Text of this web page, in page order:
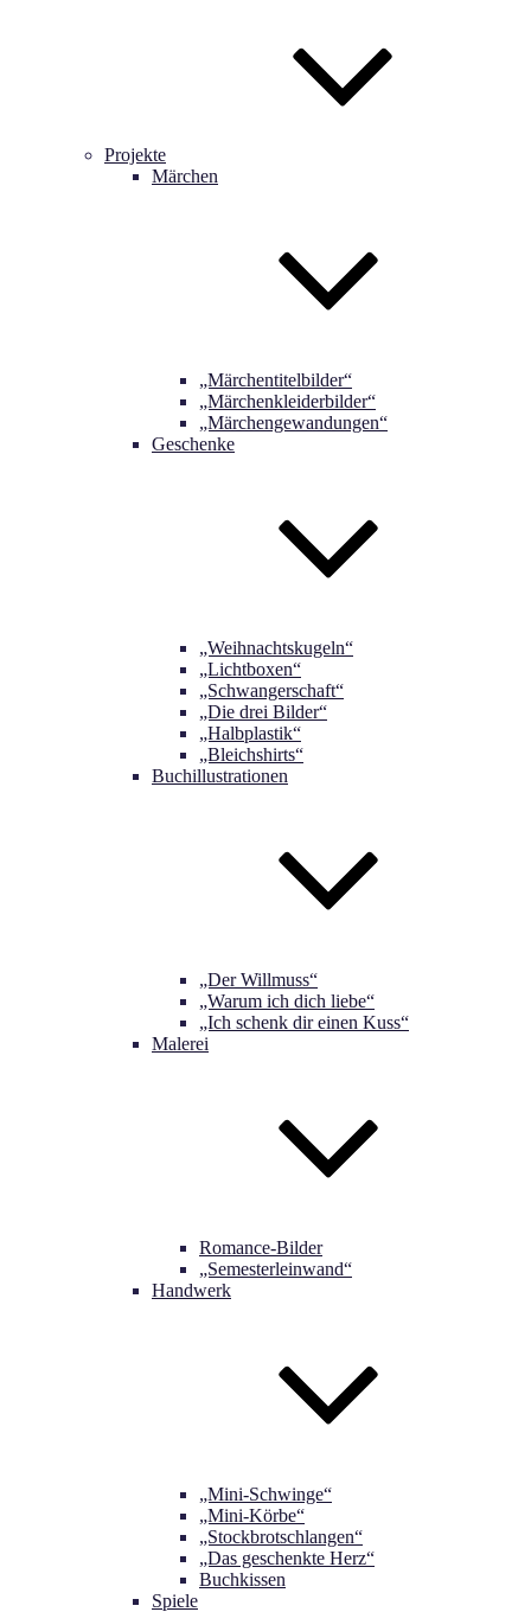
Projekte
Märchen
„Märchentitelbilder“
„Märchenkleiderbilder“
„Märchengewandungen“
Geschenke
„Weihnachtskugeln“
„Lichtboxen“
„Schwangerschaft“
„Die drei Bilder“
„Halbplastik“
„Bleichshirts“
Buchillustrationen
„Der Willmuss“
„Warum ich dich liebe“
„Ich schenk dir einen Kuss“
Malerei
Romance-Bilder
„Semesterleinwand“
Handwerk
„Mini-Schwinge“
„Mini-Körbe“
„Stockbrotschlangen“
„Das geschenkte Herz“
Buchkissen
Spiele